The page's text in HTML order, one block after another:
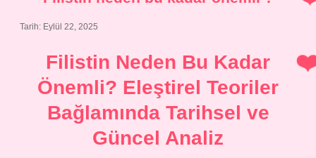
Tarih: Eylül 22, 2025
Filistin Neden Bu Kadar
Önemli? Eleştirel Teoriler
Bağlamında Tarihsel ve
Güncel Analiz